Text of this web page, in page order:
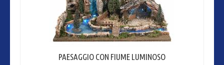
PAESAGGIO CON FIUME LUMINOSO